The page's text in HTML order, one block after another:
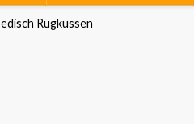
Rugkussen